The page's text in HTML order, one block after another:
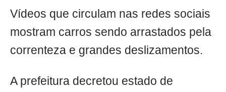
Vídeos que circulam nas redes sociais
mostram carros sendo arrastados pela
correnteza e grandes deslizamentos.
A prefeitura decretou estado de